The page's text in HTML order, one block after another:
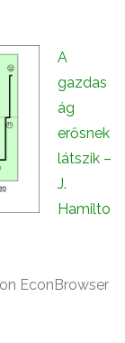
A
gazdas
ág
erősnek
látszik –
J.
Hamilto
EconBrowser